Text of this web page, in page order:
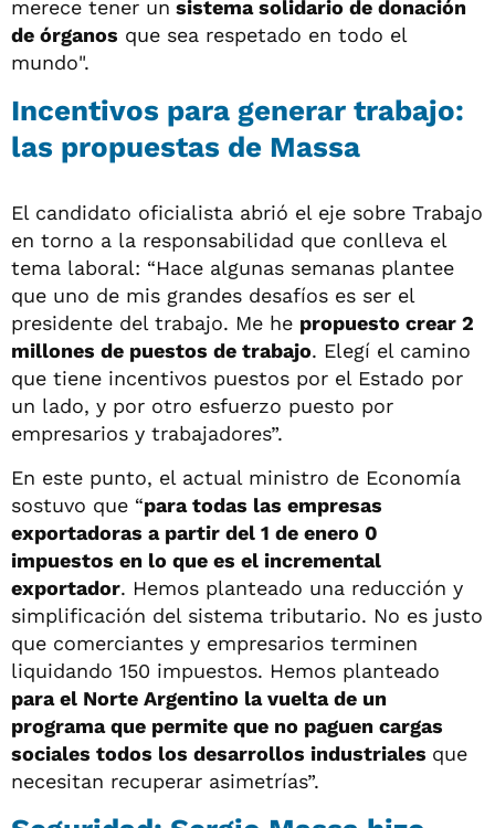
merece tener un sistema solidario de donación
de órganos que sea respetado en todo el
mundo".
Incentivos para generar trabajo:
las propuestas de Massa
El candidato oficialista abrió el eje sobre Trabajo
en torno a la responsabilidad que conlleva el
tema laboral: “Hace algunas semanas plantee
que uno de mis grandes desafíos es ser el
presidente del trabajo. Me he propuesto crear 2
millones de puestos de trabajo. Elegí el camino
que tiene incentivos puestos por el Estado por
un lado, y por otro esfuerzo puesto por
empresarios y trabajadores”.
En este punto, el actual ministro de Economía
sostuvo que “para todas las empresas
exportadoras a partir del 1 de enero 0
impuestos en lo que es el incremental
exportador. Hemos planteado una reducción y
simplificación del sistema tributario. No es justo
que comerciantes y empresarios terminen
liquidando 150 impuestos. Hemos planteado
para el Norte Argentino la vuelta de un
programa que permite que no paguen cargas
sociales todos los desarrollos industriales que
necesitan recuperar asimetrías”.